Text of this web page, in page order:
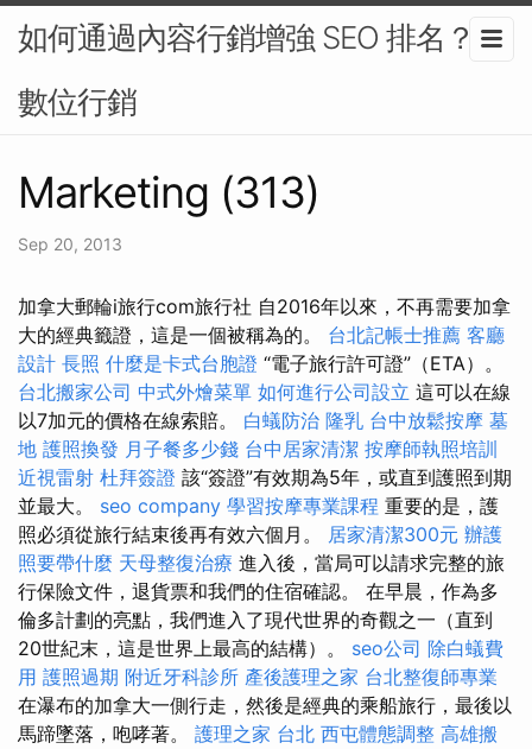
如何通過內容行銷增強 SEO 排名？-
數位行銷
Marketing (313)
Sep 20, 2013
加拿大郵輪i旅行com旅行社 自2016年以來，不再需要加拿
大的經典籤證，這是一個被稱為的。 台北記帳士推薦 客廳
設計 長照 什麼是卡式台胞證 “電子旅行許可證”（ETA）。
台北搬家公司 中式外燴菜單 如何進行公司設立 這可以在線
以7加元的價格在線索賠。 白蟻防治 隆乳 台中放鬆按摩 墓
地 護照換發 月子餐多少錢 台中居家清潔 按摩師執照培訓
近視雷射 杜拜簽證 該“簽證”有效期為5年，或直到護照到期
並最大。 seo company 學習按摩專業課程 重要的是，護
照必須從旅行結束後再有效六個月。 居家清潔300元 辦護
照要帶什麼 天母整復治療 進入後，當局可以請求完整的旅
行保險文件，退貨票和我們的住宿確認。 在早晨，作為多
倫多計劃的亮點，我們進入了現代世界的奇觀之一（直到
20世紀末，這是世界上最高的結構）。 seo公司 除白蟻費
用 護照過期 附近牙科診所 產後護理之家 台北整復師專業
在瀑布的加拿大一側行走，然後是經典的乘船旅行，最後以
馬蹄墜落，咆哮著。 護理之家 台北 西屯體態調整 高雄搬